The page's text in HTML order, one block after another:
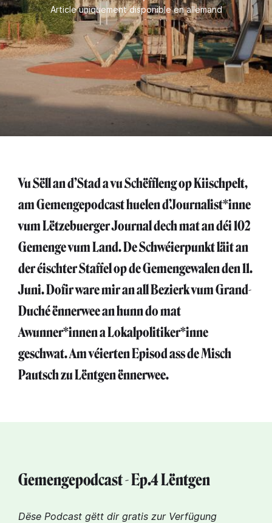
Article uniquement disponible en allemand
Vu Sëll an d’Stad a vu Schëffleng op Kiischpelt,
am Gemengepodcast huelen d’Journalist*inne
vum Lëtzebuerger Journal dech mat an déi 102
Gemenge vum Land. De Schwéierpunkt läit an
der éischter Staffel op de Gemengewalen den 11.
Juni. Dofir ware mir an all Bezierk vum Grand-
Duché ënnerwee an hunn do mat
Awunner*innen a Lokalpolitiker*inne
geschwat. Am véierten Episod ass de Misch
Pautsch zu Lëntgen ënnerwee.
Gemengepodcast - Ep.4 Lëntgen
Dëse Podcast gëtt dir gratis zur Verfügung